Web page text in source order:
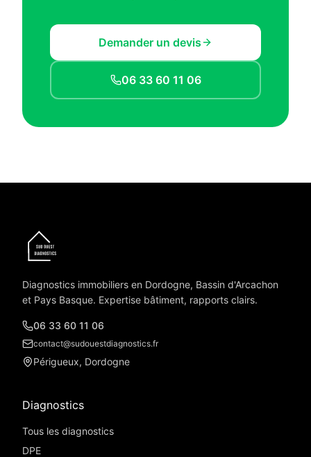
Demander un devis
06 33 60 11 06
Diagnostics immobiliers en Dordogne, Bassin d'Arcachon
et Pays Basque. Expertise bâtiment, rapports clairs.
06 33 60 11 06
contact@sudouestdiagnostics.fr
Périgueux, Dordogne
Diagnostics
Tous les diagnostics
DPE